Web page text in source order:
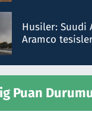
Husiler: Suudi
Aramco
Puan